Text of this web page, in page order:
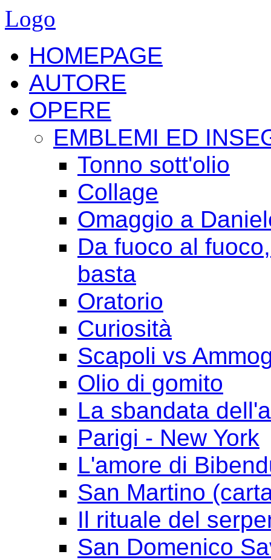
Logo
HOMEPAGE
AUTORE
OPERE
EMBLEMI ED
Tonno sott'olio
Collage
Omaggio a
Da fuoco al
basta
Oratorio
Curiosità
Scapoli vs
Olio di gomito
La sbandata
Parigi - New York
L'amore di
San Martino
Il rituale del
San Domenico